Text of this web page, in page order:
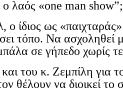
ο λαός «one man show”;
ίδιος ως
τόπο. Να
σε γήπεδο χωρίς
του κ. Ζεμπίλη
θέλουν να διοικεί το